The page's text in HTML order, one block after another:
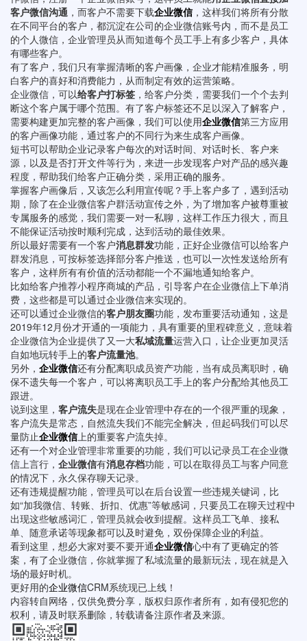
客户微信沟通 ，而客户不需要下载企业微信，这样我们将所有分散
在不同平台的客户，都沉淀在公司的企业微信账号内，而不是员工
的个人微信，企业管理员从而知道每个员工手上有多少客户，具体
有哪些客户。
有了客户，我们只有掌握清晰的客户画像，企业才能精准服务，明
白客户的喜好和消费能力，从而制定有效的运营策略。
企业微信，可以给客户打标签 ，给客户分类，需要我们一个个去判
断这个客户属于哪个范围。有了客户标签还不足以深入了解客户，
需要构建更加完整的客户画像，我们可以使用企业微信第三方应用
的客户画像功能，通过客户的不同行为来生成客户画像。
短书可以帮助企业记录客户每次的对话时间、对话时长、客户来
源，以及是否打开文件等行为，来进一步发现客户对产品的感兴趣
程度，帮助我们给客户正确分类，采用正确的服务。
掌握客户画像后，又该怎么利用宣传呢？手上客户多了，遇到活动
期，除了在企业微信客户群活动宣传之外，为了增加客户被尊重被
专属服务的感觉，我们需要一对一私聊，这样工作压力很大，而且
不能保证活动按时顺利完成，达到活动的最佳效果。
所以最好需要有一个客户消息群发功能，正好企业微信可以给客户
群发消息，可按标签选择部分客户推送，也可以一次性发送给所有
客户，这样所有有价值的活动都能一个不漏地通知给客户。
比如给客户推荐小程序商城的产品，引导客户在企业微信上下单消
费，这些都是可以通过企业微信来实现的。
还可以通过企业微信的客户朋友圈功能，发布重要活动通知，这是
2019年12月份才开通的一项能力，具有重要的里程碑意义，意味着
企业微信为企业提供了又一大私域流量运营入口，让企业更加灵活
自如地玩转手上的客户流量池。
另外， 企业微信还有分配离职成员资产功能，当有成员离职时，确
保不遗失每一个客户，可以将离职员工手上的客户分配给其他员工
跟进。
说到这里， 客户流失是现在企业管理中存在的一个很严重的现象，
客户流失是常态，自然流失我们不能完全解决，但起码我们可以尽
量防止企业微信上的重要客户流失掉。
还有一个对企业管理非常重要的功能，我们可以记录员工在企业微
信上言行， 企业微信有消息存档功能，可以在取得员工与客户同意
的情况下，永久保存聊天记录。
还有违规提醒功能，管理员可以在后台设置一些违规关键词，比
如“加我微信、转账、折扣、优惠”等敏感词，只要员工在聊天过程中
出现这些敏感词汇，管理员就会收到提醒。这样员工飞单、接私
单、随意承诺等现象都可以及时避免，双份保障企业的利益。
看到这里，想必大家对要不要开通企业微信心中有了更确定的答
案，有了企业微信，你就掌握了私域流量的最新玩法，现在就是入
场的最好时机。
更好用的企业微信CRM系统现已上线！
内容转自网络，仅供免费分享，版权归原作者所有，如有侵犯您的
权利，请及时联系删除，转载请备注原作者及来源。